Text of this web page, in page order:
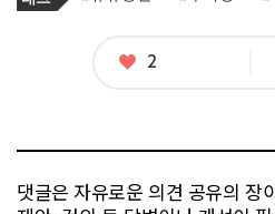
그
좋
2
댓글은 자유로운 의견 공유의 장